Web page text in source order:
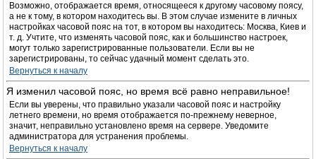
Возможно, отображается время, относящееся к другому часовому поясу,
а не к тому, в котором находитесь вы. В этом случае измените в личных
настройках часовой пояс на тот, в котором вы находитесь: Москва, Киев и
т. д. Учтите, что изменять часовой пояс, как и большинство настроек,
могут только зарегистрированные пользователи. Если вы не
зарегистрированы, то сейчас удачный момент сделать это.
Вернуться к началу
Я изменил часовой пояс, но время всё равно неправильное!
Если вы уверены, что правильно указали часовой пояс и настройку
летнего времени, но время отображается по-прежнему неверное,
значит, неправильно установлено время на сервере. Уведомите
администратора для устранения проблемы.
Вернуться к началу